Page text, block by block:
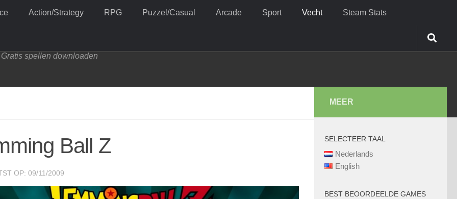
Action/Strategy RPG Puzzel/Casual Arcade Sport Vecht Steam Stats
Gratis spellen downloaden
Ball Z
OP: 09/11/2009
MEER
SELECTEER TAAL
Nederlands
English
BEST BEOORDEELDE GAMES